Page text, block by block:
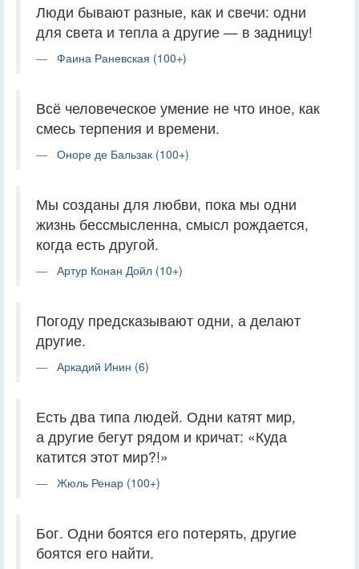
Люди бывают разные, как и свечи: одни
для света и тепла а другие — в задницу!
Фаина Раневская (100+)
Всё человеческое умение не что иное, как
смесь терпения и времени.
Оноре де Бальзак (100+)
Мы созданы для любви, пока мы одни
жизнь бессмысленна, смысл рождается,
когда есть другой.
Артур Конан Дойл (10+)
Погоду предсказывают одни, а делают
другие.
Аркадий Инин (6)
Есть два типа людей. Одни катят мир,
а другие бегут рядом и кричат: «Куда
катится этот мир?!»
Жюль Ренар (100+)
Бог. Одни боятся его потерять, другие
боятся его найти.